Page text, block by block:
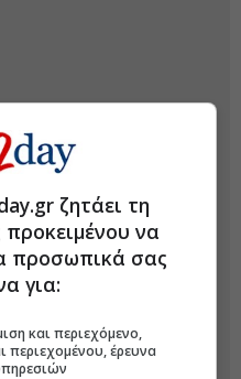
ζητάει τη
να
προσωπικά σας
για:
και περιεχόμενο,
περιεχομένου, έρευνα